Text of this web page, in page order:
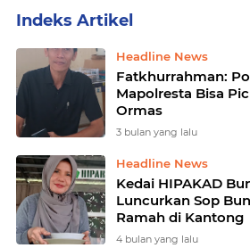
Headline News
Fatkhurrahman:
Mapolresta Bisa
Ormas
3 bulan yang lalu
Headline News
Kedai HIPAKAD
Luncurkan Sop
Ramah di Kantong
4 bulan yang lalu